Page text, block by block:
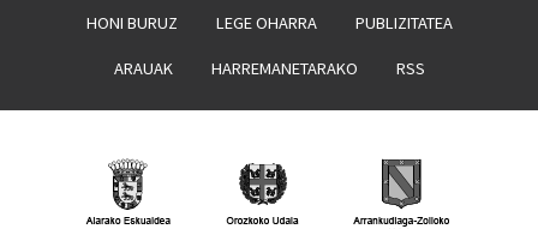
HONI BURUZ LEGE OHARRA PUBLIZITATEA
ARAUAK HARREMANETARAKO RSS